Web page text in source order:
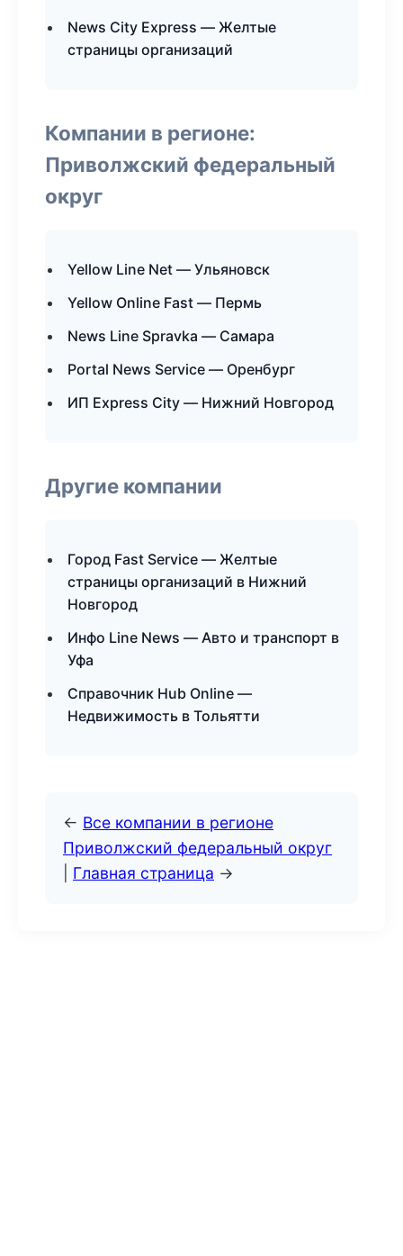
News City Express — Желтые
страницы организаций
Компании в регионе:
Приволжский федеральный
округ
Yellow Line Net — Ульяновск
Yellow Online Fast — Пермь
News Line Spravka — Самара
Portal News Service — Оренбург
ИП Express City — Нижний Новгород
Другие компании
Город Fast Service — Желтые
страницы организаций в Нижний
Новгород
Инфо Line News — Авто и транспорт в
Уфа
Справочник Hub Online —
Недвижимость в Тольятти
← Все компании в регионе
Приволжский федеральный округ
Главная страница →